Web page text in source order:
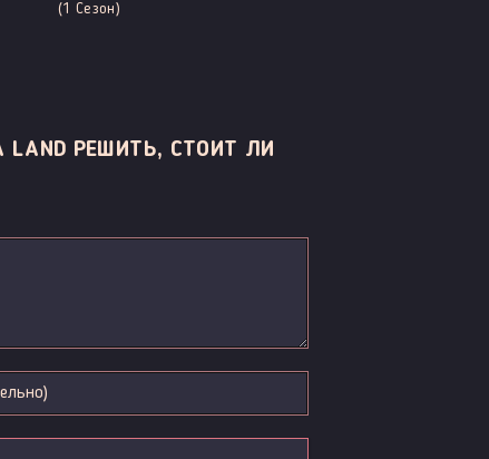
(1 Сезон)
РЕШИТЬ, СТОИТ ЛИ